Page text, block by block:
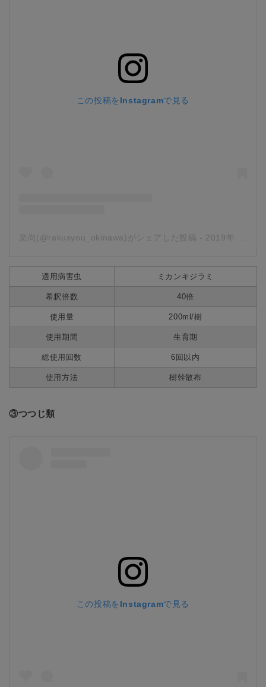
この投稿をInstagramで見る
楽尚(@rakusyou_okinawa)がシェアした投稿 - 2019年 7月月17日午後6時13分PDT
適用病害虫 ミカンキジラミ
希釈倍数 40倍
使用量 200ml/樹
使用期間 生育期
総使用回数 6回以内
使用方法 樹幹散布
③つつじ類
この投稿をInstagramで見る